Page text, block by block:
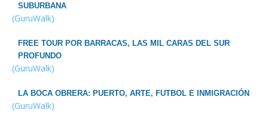
SUBURBANA
(GuruWalk)
FREE TOUR POR BARRACAS, LAS MIL CARAS DEL SUR
PROFUNDO
(GuruWalk)
LA BOCA OBRERA: PUERTO, ARTE, FUTBOL E INMIGRACIÓN
(GuruWalk)